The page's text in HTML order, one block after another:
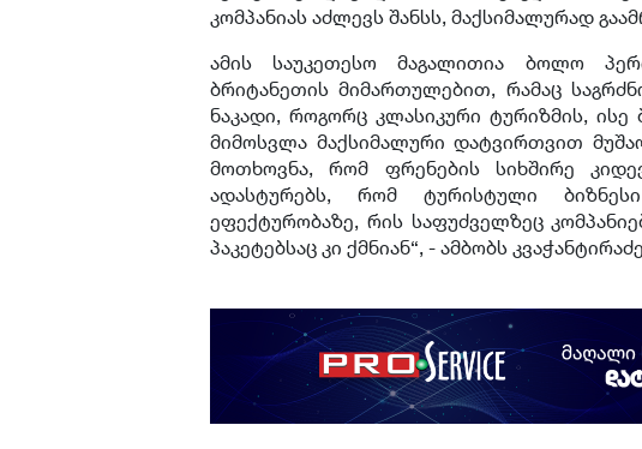
კომპანიას აძლევს შანსს, მაქსიმალურად
ამის საუკეთესო მაგალითია ბოლო
ბრიტანეთის მიმართულებით, რამაც
ნაკადი, როგორც კლასიკური ტურიზმის,
მიმოსვლა მაქსიმალური დატვირთვით
მოთხოვნა, რომ ფრენების სიხშირე
ადასტურებს, რომ ტურისტული
ეფექტურობაზე, რის საფუძველზეც
პაკეტებსაც კი ქმნიან“, - ამბობს